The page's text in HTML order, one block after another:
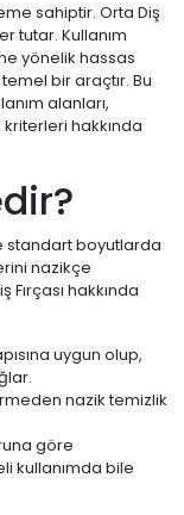
sahiptir. Orta Diş
tutar. Kullanım
yönelik hassas
temel bir araçtır. Bu
alanları,
hakkında
standart boyutlarda
nazikçe
hakkında
uygun olup,
nazik temizlik
göre
kullanımda bile